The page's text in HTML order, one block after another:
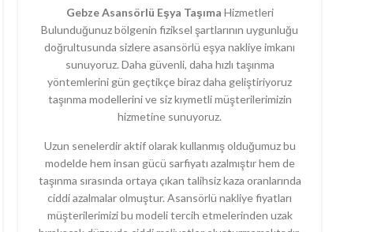
Gebze Asansörlü Eşya Taşıma Hizmetleri
Bulunduğunuz bölgenin fiziksel şartlarının uygunluğu
doğrultusunda sizlere asansörlü eşya nakliye imkanı
sunuyoruz. Daha güvenli, daha hızlı taşınma
yöntemlerini gün geçtikçe biraz daha geliştiriyoruz
taşınma modellerini ve siz kıymetli müşterilerimizin
hizmetine sunuyoruz.
Uzun senelerdir aktif olarak kullanmış olduğumuz bu
modelde hem insan gücü sarfiyatı azalmıştır hem de
taşınma sırasında ortaya çıkan talihsiz kaza oranlarında
ciddi azalmalar olmuştur. Asansörlü nakliye fiyatları
müşterilerimizi bu modeli tercih etmelerinden uzak